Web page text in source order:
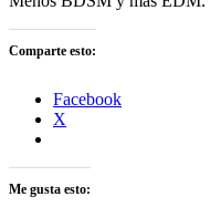
Comparte esto:
Facebook
X
Me gusta esto: